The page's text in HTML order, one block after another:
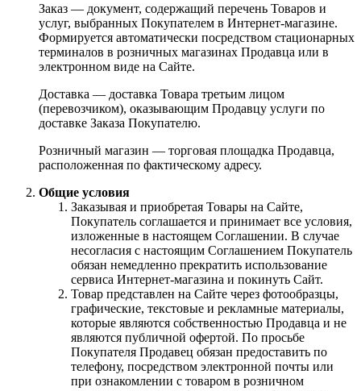
Заказ — документ, содержащий перечень Товаров и
услуг, выбранных Покупателем в Интернет-магазине.
Формируется автоматически посредством стационарных
терминалов в розничных магазинах Продавца или в
электронном виде на Сайте.
Доставка — доставка Товара третьим лицом
(перевозчиком), оказывающим Продавцу услуги по
доставке Заказа Покупателю.
Розничный магазин — торговая площадка Продавца,
расположенная по фактическому адресу.
Общие условия
Заказывая и приобретая Товары на Сайте,
Покупатель соглашается и принимает все условия,
изложенные в настоящем Соглашении. В случае
несогласия с настоящим Соглашением Покупатель
обязан немедленно прекратить использование
сервиса Интернет-магазина и покинуть Сайт.
Товар представлен на Сайте через фотообразцы,
графические, текстовые и рекламные материалы,
которые являются собственностью Продавца и не
являются публичной офертой. По просьбе
Покупателя Продавец обязан предоставить по
телефону, посредством электронной почты или
при ознакомлении с товаром в розничном